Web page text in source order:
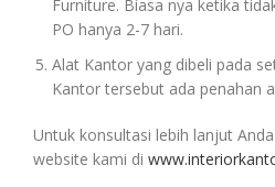
Furniture. Biasa nya ketika
PO hanya 2-7 hari.
Alat Kantor yang dibeli pada
Kantor tersebut ada penahan
Untuk konsultasi lebih lanjut
website kami di